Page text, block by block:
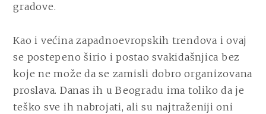
gradove.
Kao i većina zapadnoevropskih trendova i ovaj
se postepeno širio i postao svakidašnjica bez
koje ne može da se zamisli dobro organizovana
proslava. Danas ih u Beogradu ima toliko da je
teško sve ih nabrojati, ali su najtraženiji oni